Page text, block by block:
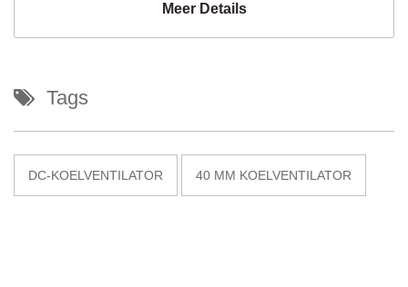
Meer Details
Tags
DC-KOELVENTILATOR 40 MM KOELVENTILATOR